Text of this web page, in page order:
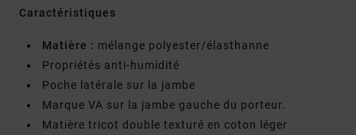
Caractéristiques
Matière : mélange polyester/élasthanne
Propriétés anti-humidité
Poche latérale sur la jambe
Marque VA sur la jambe gauche du porteur.
Matière tricot double texturé en coton léger